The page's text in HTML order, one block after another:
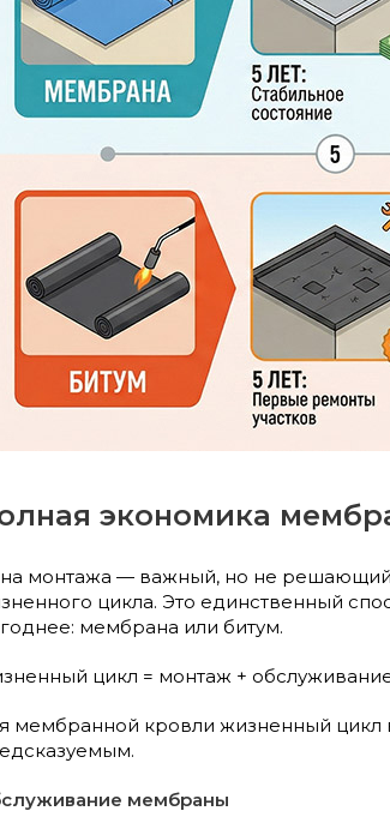
экономика
монтажа — важный, но не решающий
цикла. Это единственный
мембрана или битум.
цикл = монтаж +
мембранной кровли жизненный цикл
мембраны